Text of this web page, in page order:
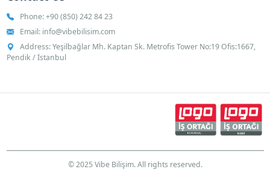
Phone:+90 (850) 242 84 23
Email: info@vibebilisim.com
Address: Yeşilbağlar Mh. Kaptan Sk. Metrofis Tower No:19 Ofis:1667,
Pendik / İstanbul
© 2025 Vibe Bilişim. All rights reserved.